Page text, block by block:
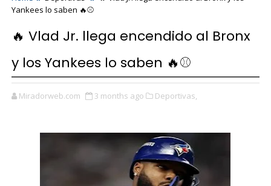
Yankees lo saben 🔥⚾
🔥 Vlad Jr. llega encendido al Bronx
y los Yankees lo saben 🔥⚾
Miradorweb.com 3 months ago Deportivas,